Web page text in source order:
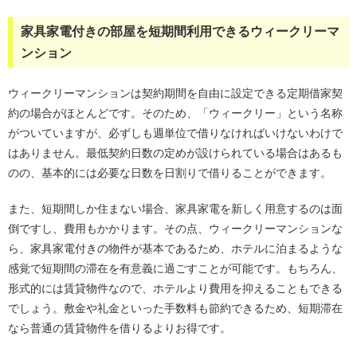
家具家電付きの部屋を短期間利用できるウィークリーマ
ンション
ウィークリーマンションは契約期間を自由に設定できる定期借家契
約の場合がほとんどです。そのため、「ウィークリー」という名称
がついていますが、必ずしも週単位で借りなければいけないわけで
はありません。最低契約日数の定めが設けられている場合はあるも
のの、基本的には必要な日数を日割りで借りることができます。
また、短期間しか住まない場合、家具家電を新しく用意するのは面
倒ですし、費用もかかります。その点、ウィークリーマンションな
ら、家具家電付きの物件が基本であるため、ホテルに泊まるような
感覚で短期間の滞在を有意義に過ごすことが可能です。もちろん、
形式的には賃貸物件なので、ホテルより費用を抑えることもできる
でしょう。敷金や礼金といった手数料も節約できるため、短期滞在
なら普通の賃貸物件を借りるよりお得です。